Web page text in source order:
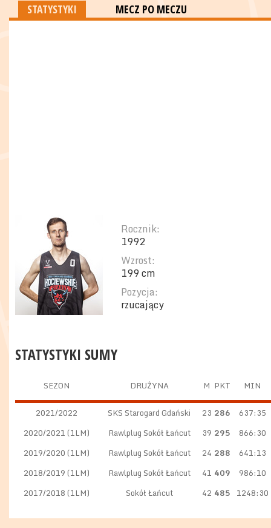
STATYSTYKI MECZ PO MECZU
Rocznik:
1992
Wzrost:
199 cm
Pozycja:
rzucający
STATYSTYKI SUMY
SEZON DRUŻYNA M PKT MIN
2021/2022 SKS Starogard Gdański 23 286
637:35
2020/2021 (1LM)
Rawlplug Sokół Łańcut 39 295
866:30
2019/2020 (1LM)
Rawlplug Sokół Łańcut 24 288
641:13
2018/2019 (1LM)
Rawlplug Sokół Łańcut 41 409
986:10
2017/2018 (1LM)
Sokół Łańcut 42 485 1248:30